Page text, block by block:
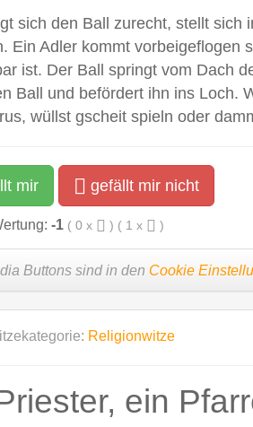
sich den Ball zurecht, stellt
Ein Adler kommt vorbeigeflogen
ist. Der Ball springt vom Dach
Ball und befördert ihn ins Loch.
wüllst gscheit spieln oder
mir gefällt mir nicht
-1 ( 0 x ) ( 1 x )
Buttons sind in den Cookie
Religionwitze
ein